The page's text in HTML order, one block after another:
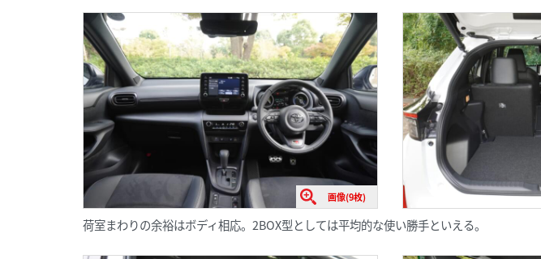
画像(9枚)
荷室まわりの余裕はボディ相応。2BOX型としては平均的な使い勝手といえる。